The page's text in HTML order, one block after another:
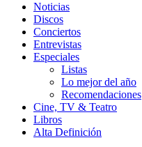
Noticias
Discos
Conciertos
Entrevistas
Especiales
Listas
Lo mejor del año
Recomendaciones
Cine, TV & Teatro
Libros
Alta Definición